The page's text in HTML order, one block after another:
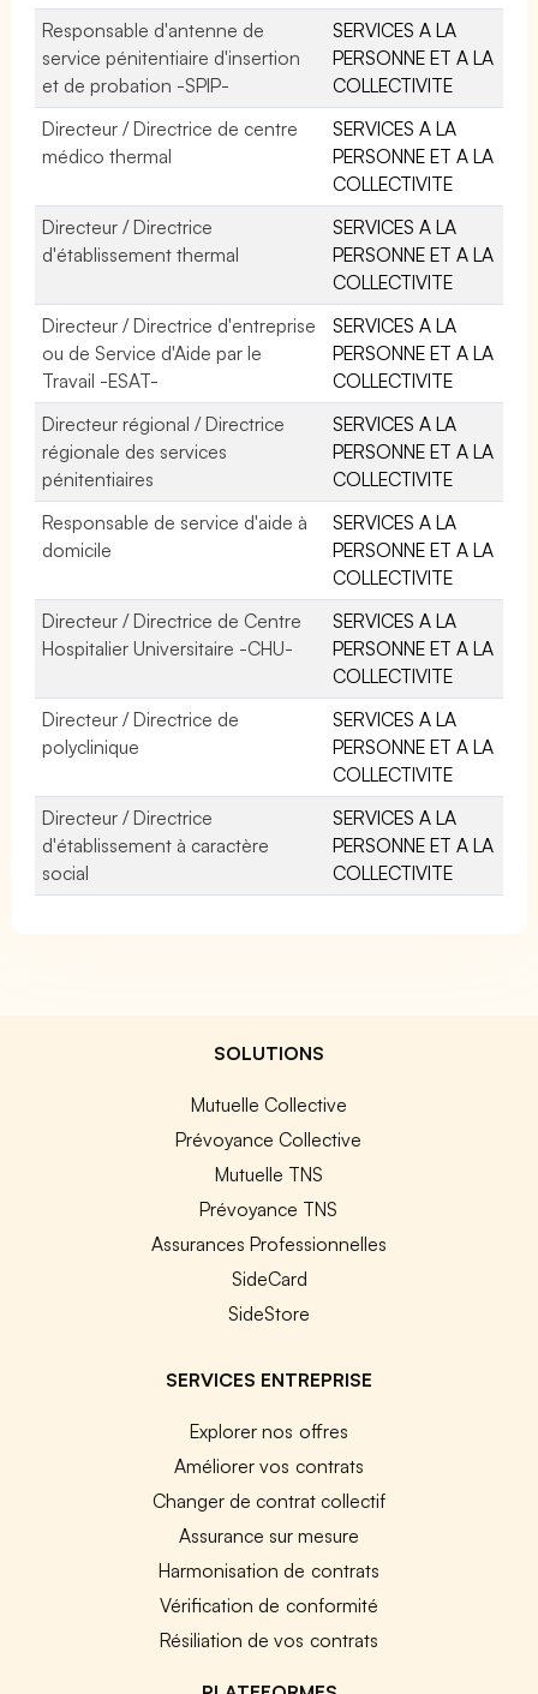
Responsable d'antenne de
service pénitentiaire d'insertion
et de probation -SPIP-
SERVICES A LA
PERSONNE ET A LA
COLLECTIVITE
Directeur / Directrice de centre
médico thermal
SERVICES A LA
PERSONNE ET A LA
COLLECTIVITE
Directeur / Directrice
d'établissement thermal
SERVICES A LA
PERSONNE ET A LA
COLLECTIVITE
Directeur / Directrice d'entreprise
ou de Service d'Aide par le
Travail -ESAT-
SERVICES A LA
PERSONNE ET A LA
COLLECTIVITE
Directeur régional / Directrice
régionale des services
pénitentiaires
SERVICES A LA
PERSONNE ET A LA
COLLECTIVITE
Responsable de service d'aide à
domicile
SERVICES A LA
PERSONNE ET A LA
COLLECTIVITE
Directeur / Directrice de Centre
Hospitalier Universitaire -CHU-
SERVICES A LA
PERSONNE ET A LA
COLLECTIVITE
Directeur / Directrice de
polyclinique
SERVICES A LA
PERSONNE ET A LA
COLLECTIVITE
Directeur / Directrice
d'établissement à caractère
social
SERVICES A LA
PERSONNE ET A LA
COLLECTIVITE
SOLUTIONS
Mutuelle Collective
Prévoyance Collective
Mutuelle TNS
Prévoyance TNS
Assurances Professionnelles
SideCard
SideStore
SERVICES ENTREPRISE
Explorer nos offres
Améliorer vos contrats
Changer de contrat collectif
Assurance sur mesure
Harmonisation de contrats
Vérification de conformité
Résiliation de vos contrats